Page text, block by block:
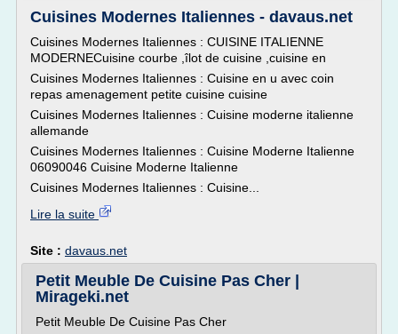
Cuisines Modernes Italiennes - davaus.net
Cuisines Modernes Italiennes : CUISINE ITALIENNE
MODERNECuisine courbe ,îlot de cuisine ,cuisine en
Cuisines Modernes Italiennes : Cuisine en u avec coin
repas amenagement petite cuisine cuisine
Cuisines Modernes Italiennes : Cuisine moderne italienne
allemande
Cuisines Modernes Italiennes : Cuisine Moderne Italienne
06090046 Cuisine Moderne Italienne
Cuisines Modernes Italiennes : Cuisine...
Lire la suite
Site : davaus.net
Petit Meuble De Cuisine Pas Cher |
Mirageki.net
Petit Meuble De Cuisine Pas Cher